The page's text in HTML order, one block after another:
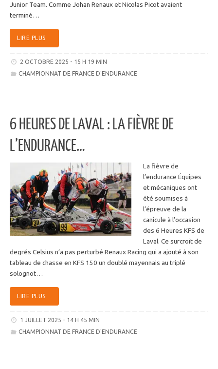
Junior Team. Comme Johan Renaux et Nicolas Picot avaient
terminé…
LIRE PLUS
2 OCTOBRE 2025 - 15 H 19 MIN
CHAMPIONNAT DE FRANCE D'ENDURANCE
6 HEURES DE LAVAL : LA FIÈVRE DE
L’ENDURANCE…
La fièvre de
l’endurance Équipes
et mécaniques ont
été soumises à
l’épreuve de la
canicule à l’occasion
des 6 Heures KFS de
Laval. Ce surcroit de
degrés Celsius n’a pas perturbé Renaux Racing qui a ajouté à son
tableau de chasse en KFS 150 un doublé mayennais au triplé
solognot…
LIRE PLUS
1 JUILLET 2025 - 14 H 45 MIN
CHAMPIONNAT DE FRANCE D'ENDURANCE